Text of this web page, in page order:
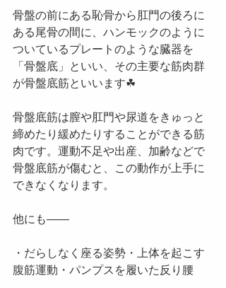
骨盤の前にある恥骨から肛門の後ろに
ある尾骨の間に、ハンモックのように
ついているプレートのような臓器を
「骨盤底」といい、その主要な筋肉群
が骨盤底筋といいます☘
骨盤底筋は膣や肛門や尿道をきゅっと
締めたり緩めたりすることができる筋
肉です。運動不足や出産、加齢などで
骨盤底筋が傷むと、この動作が上手に
できなくなります。
他にも——
・だらしなく座る姿勢・上体を起こす
腹筋運動・パンプスを履いた反り腰